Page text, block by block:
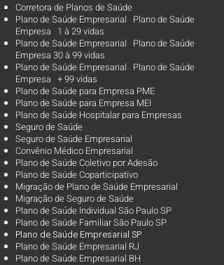
Corretora de Planos de Saúde
Plano de Saúde Empresarial Plano de Saúde
Empresa 1 à 29 vidas
Plano de Saúde Empresarial Plano de Saúde
Empresa 30 à 99 vidas ​
Plano de Saúde Empresarial Plano de Saúde
Empresa + 99 vidas
Plano de Saúde para Empresa PME
Plano de Saúde para Empresa MEI
Plano de Saúde Hospitalar para Empresas
Seguro de Saúde
Seguro de Saúde Empresarial
Convênio Médico Empresarial
Plano de Saúde Coletivo por Adesão
Plano de Saúde Coparticipativo
Migração de Plano de Saúde Empresarial
Migração de Seguro de Saúde
Plano de Saúde Individual São Paulo SP
Plano de Saúde Familiar São Paulo SP
Plano de Saúde Empresarial SP
Plano de Saúde Empresarial RJ
Plano de Saúde Empresarial BH